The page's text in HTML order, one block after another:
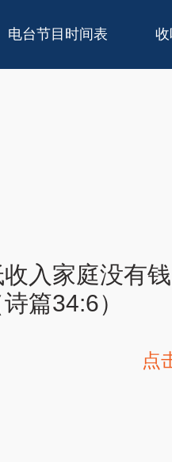
电台节目时间表 收
入家庭没有
篇34:6）
点